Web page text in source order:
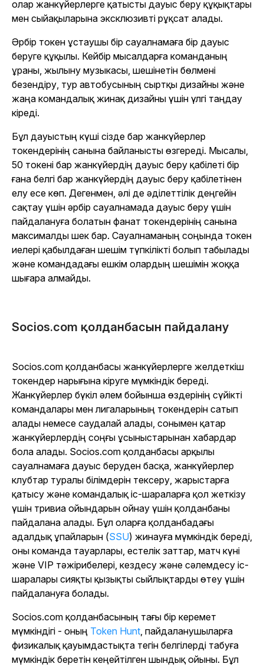
олар жанкүйерлерге қатысты дауыс беру құқықтары
мен сыйақыларына эксклюзивті рұқсат алады.
Әрбір токен ұстаушы бір сауалнамаға бір дауыс
беруге құқылы. Кейбір мысалдарға команданың
ұраны, жылыну музыкасы, шешінетін бөлмені
безендіру, тур автобусының сыртқы дизайны және
жаңа командалық жинақ дизайны үшін үлгі таңдау
кіреді.
Бұл дауыстың күші сізде бар жанкүйерлер
токендерінің санына байланысты өзгереді. Мысалы,
50 токені бар жанкүйердің дауыс беру қабілеті бір
ғана белгі бар жанкүйердің дауыс беру қабілетінен
елу есе көп. Дегенмен, әлі де әділеттілік деңгейін
сақтау үшін әрбір сауалнамада дауыс беру үшін
пайдалануға болатын фанат токендерінің санына
максималды шек бар. Сауалнаманың соңында токен
иелері қабылдаған шешім түпкілікті болып табылады
және командадағы ешкім олардың шешімін жоққа
шығара алмайды.
Socios.com қолданбасын пайдалану
Socios.com қолданбасы жанкүйерлерге желдеткіш
токендер нарығына кіруге мүмкіндік береді.
Жанкүйерлер бүкіл әлем бойынша өздерінің сүйікті
командалары мен лигаларының токендерін сатып
алады немесе саудалай алады, сонымен қатар
жанкүйерлердің соңғы ұсыныстарынан хабардар
бола алады. Socios.com қолданбасы арқылы
сауалнамаға дауыс беруден басқа, жанкүйерлер
клубтар туралы білімдерін тексеру, жарыстарға
қатысу және командалық іс-шараларға қол жеткізу
үшін тривиа ойындарын ойнау үшін қолданбаны
пайдалана алады. Бұл оларға қолданбадағы
адалдық ұпайларын (SSU) жинауға мүмкіндік береді,
оны команда тауарлары, естелік заттар, матч күні
және VIP тәжірибелері, кездесу және сәлемдесу іс-
шаралары сияқты қызықты сыйлықтарды өтеу үшін
пайдалануға болады.
Socios.com қолданбасының тағы бір керемет
мүмкіндігі - оның Token Hunt, пайдаланушыларға
физикалық қауымдастықта тегін белгілерді табуға
мүмкіндік беретін кеңейтілген шындық ойыны. Бұл